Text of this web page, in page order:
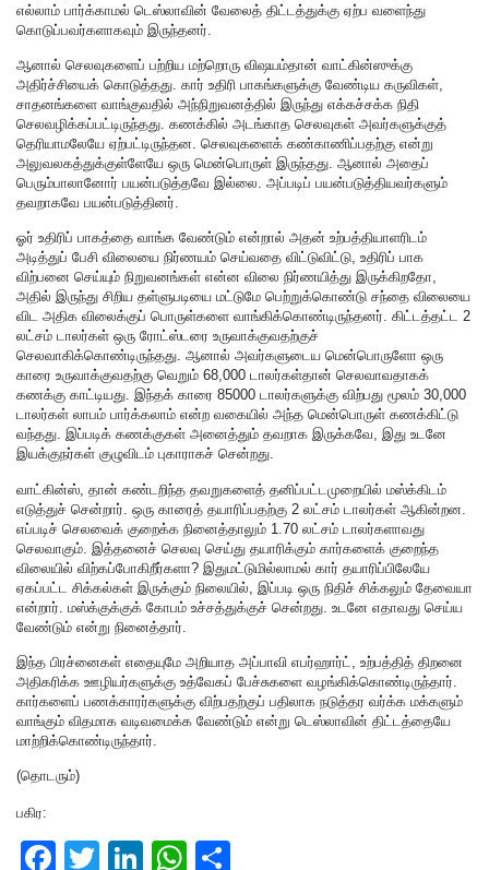
எல்லாம் பார்க்காமல் டெஸ்லாவின் வேலைத் திட்டத்துக்கு ஏற்ப வளைந்து
கொடுப்பவர்களாகவும் இருந்தனர்.
ஆனால் செலவுகளைப் பற்றிய மற்றொரு விஷயம்தான் வாட்கின்ஸுக்கு
அதிர்ச்சியைக் கொடுத்தது. கார் உதிரி பாகங்களுக்கு வேண்டிய கருவிகள்,
சாதனங்களை வாங்குவதில் அந்நிறுவனத்தில் இருந்து எக்கச்சக்க நிதி
செலவழிக்கப்பட்டிருந்தது. கணக்கில் அடங்காத செலவுகள் அவர்களுக்குத்
தெரியாமலேயே ஏற்பட்டிருந்தன. செலவுகளைக் கண்காணிப்பதற்கு என்று
அலுவலகத்துக்குள்ளேயே ஒரு மென்பொருள் இருந்தது. ஆனால் அதைப்
பெரும்பாலானோர் பயன்படுத்தவே இல்லை. அப்படிப் பயன்படுத்தியவர்களும்
தவறாகவே பயன்படுத்தினர்.
ஓர் உதிரிப் பாகத்தை வாங்க வேண்டும் என்றால் அதன் உற்பத்தியாளரிடம்
அடித்துப் பேசி விலையை நிர்ணயம் செய்வதை விட்டுவிட்டு, உதிரிப் பாக
விற்பனை செய்யும் நிறுவனங்கள் என்ன விலை நிர்ணயித்து இருக்கிறதோ,
அதில் இருந்து சிறிய தள்ளுபடியை மட்டுமே பெற்றுக்கொண்டு சந்தை விலையை
விட அதிக விலைக்குப் பொருள்களை வாங்கிக்கொண்டிருந்தனர். கிட்டத்தட்ட 2
லட்சம் டாலர்கள் ஒரு ரோட்ஸ்டரை உருவாக்குவதற்குச்
செலவாகிக்கொண்டிருந்தது. ஆனால் அவர்களுடைய மென்பொருளோ ஒரு
காரை உருவாக்குவதற்கு வெறும் 68,000 டாலர்கள்தான் செலவாவதாகக்
கணக்கு காட்டியது. இந்தக் காரை 85000 டாலர்களுக்கு விற்பது மூலம் 30,000
டாலர்கள் லாபம் பார்க்கலாம் என்ற வகையில் அந்த மென்பொருள் கணக்கிட்டு
வந்தது. இப்படிக் கணக்குகள் அனைத்தும் தவறாக இருக்கவே, இது உடனே
இயக்குநர்கள் குழுவிடம் புகாராகச் சென்றது.
வாட்கின்ஸ், தான் கண்டறிந்த தவறுகளைத் தனிப்பட்டமுறையில் மஸ்க்கிடம்
எடுத்துச் சென்றார். ஒரு காரைத் தயாரிப்பதற்கு 2 லட்சம் டாலர்கள் ஆகின்றன.
எப்படிச் செலவைக் குறைக்க நினைத்தாலும் 1.70 லட்சம் டாலர்களாவது
செலவாகும். இத்தனைச் செலவு செய்து தயாரிக்கும் கார்களைக் குறைந்த
விலையில் விற்கப்போகிறீர்களா? இதுமட்டுமில்லாமல் கார் தயாரிப்பிலேயே
ஏகப்பட்ட சிக்கல்கள் இருக்கும் நிலையில், இப்படி ஒரு நிதிச் சிக்கலும் தேவையா
என்றார். மஸ்க்குக்குக் கோபம் உச்சத்துக்குச் சென்றது. உடனே எதாவது செய்ய
வேண்டும் என்று நினைத்தார்.
இந்த பிரச்னைகள் எதையுமே அறியாத அப்பாவி எபர்ஹார்ட், உற்பத்தித் திறனை
அதிகரிக்க ஊழியர்களுக்கு உத்வேகப் பேச்சுகளை வழங்கிக்கொண்டிருந்தார்.
கார்களைப் பணக்காரர்களுக்கு விற்பதற்குப் பதிலாக நடுத்தர வர்க்க மக்களும்
வாங்கும் விதமாக வடிவமைக்க வேண்டும் என்று டெஸ்லாவின் திட்டத்தையே
மாற்றிக்கொண்டிருந்தார்.
(தொடரும்)
பகிர:
F T Li W